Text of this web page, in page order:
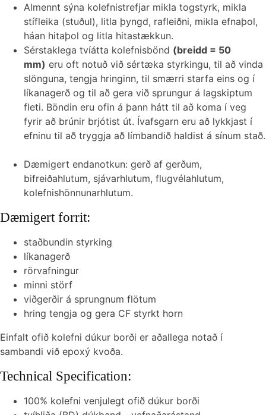
borði
mikið
Almennt sýna kolefnistrefjar mikla togstyrk, mikla
stífleika (stuðul), litla þyngd, rafleiðni, mikla efnaþol,
háan hitaþol og litla hitastækkun.
Sérstaklega tvíátta kolefnisbönd (breidd = 50
mm) eru oft notuð við sértæka styrkingu, til að vinda
slönguna, tengja hringinn, til smærri starfa eins og í
líkanagerð og til að gera við sprungur á lagskiptum
fleti. Böndin eru ofin á þann hátt til að koma í veg
fyrir að brúnir brjótist út. Ívafsgarn eru að lykkjast í
efninu til að tryggja að límbandið haldist á sínum stað.
Dæmigert endanotkun: gerð af gerðum,
bifreiðahlutum, sjávarhlutum, flugvélahlutum,
kolefnishönnunarhlutum.
Dæmigert forrit:
staðbundin styrking
líkanagerð
rörvafningur
minni störf
viðgerðir á sprungnum flötum
hring tengja og gera CF styrkt horn
Einfalt ofið kolefni dúkur borði er aðallega notað í
sambandi við epoxý kvoða.
Technical Specification:
100% kolefni venjulegt ofið dúkur borði